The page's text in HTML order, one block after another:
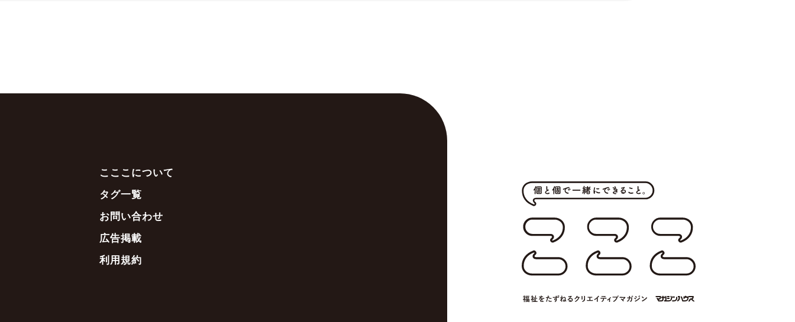
こここについて
タグ一覧
お問い合わせ
広告掲載
利用規約